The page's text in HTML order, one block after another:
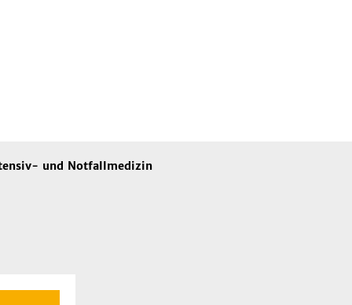
und Notfallmedizin